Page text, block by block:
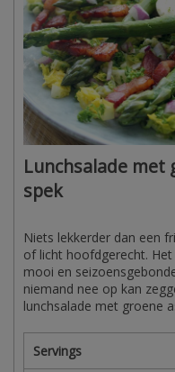
Lunchsalade met
spek
Niets lekkerder dan een
of licht hoofdgerecht.
mooi en
niemand nee op kan
lunchsalade met groene
Servings